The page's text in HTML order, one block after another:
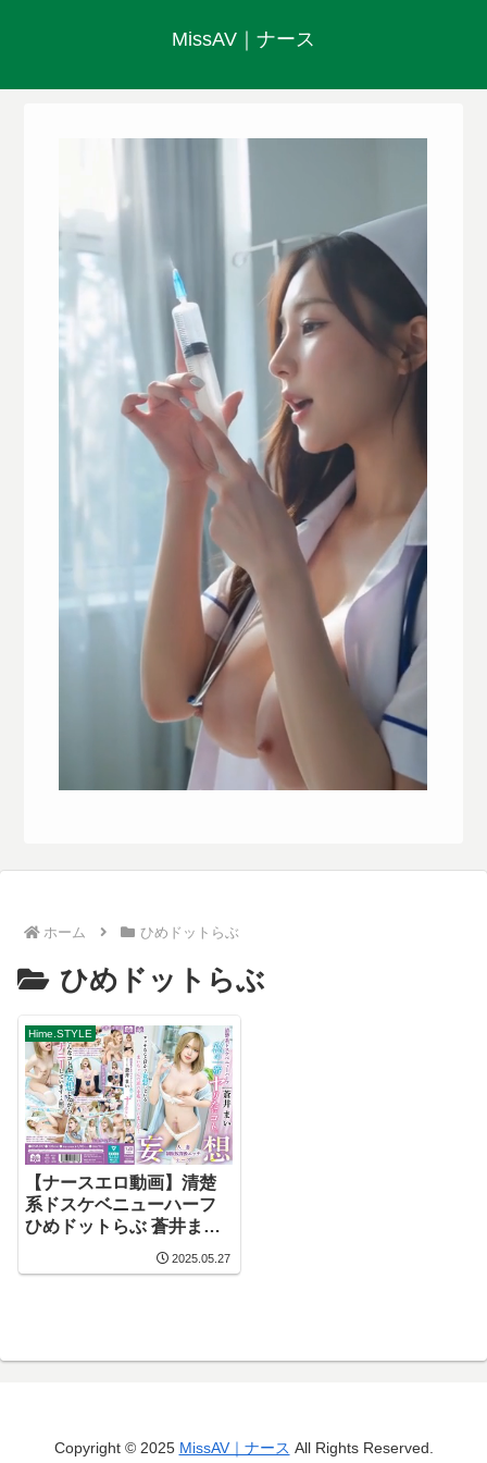
MissAV｜ナース
ホーム ひめドットらぶ
ひめドットらぶ
Hime.STYLE
【ナースエロ動画】清楚
系ドスケベニューハーフ
ひめドットらぶ 蒼井まい
私の一番ヤリたいこと。
2025.05.27
Copyright © 2025 MissAV｜ナース All Rights Reserved.